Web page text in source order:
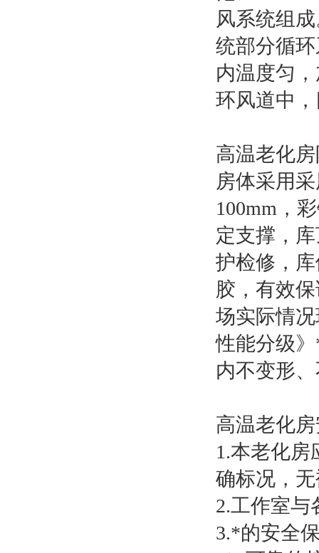
风系统组
统部分循
内温度匀
环风道中
高温老化
房体采用
100mm，
定支撑，
护检修，
胶，有效
场实际情
性能分级
内不变形
高温老化
1.本老化
确标况，
2.工作室
3.*的安全